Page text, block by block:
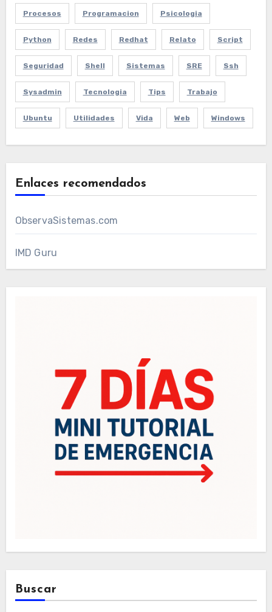
Procesos Programacion Psicologia
Python Redes Redhat Relato Script
Seguridad Shell Sistemas SRE Ssh
Sysadmin Tecnologia Tips Trabajo
Ubuntu Utilidades Vida Web Windows
Enlaces recomendados
ObservaSistemas.com
IMD Guru
Buscar